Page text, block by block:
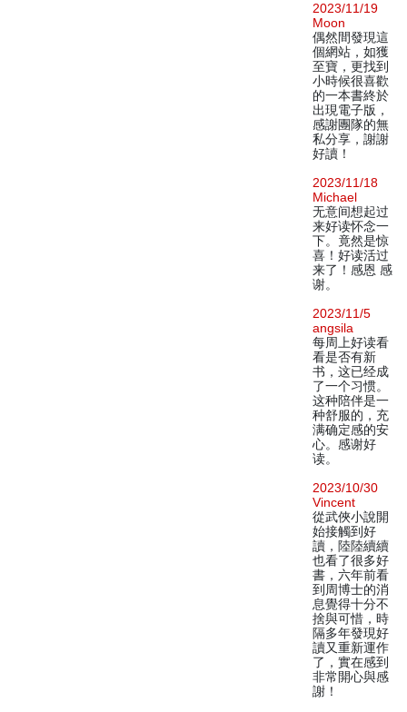
2023/11/19
Moon
偶然間發現這
個網站，如獲
至寶，更找到
小時候很喜歡
的一本書終於
出現電子版，
感謝團隊的無
私分享，謝謝
好讀！
2023/11/18
Michael
无意间想起过
来好读怀念一
下。竟然是惊
喜！好读活过
来了！感恩 感
谢。
2023/11/5
angsila
每周上好读看
看是否有新
书，这已经成
了一个习惯。
这种陪伴是一
种舒服的，充
满确定感的安
心。感谢好
读。
2023/10/30
Vincent
從武俠小說開
始接觸到好
讀，陸陸續續
也看了很多好
書，六年前看
到周博士的消
息覺得十分不
捨與可惜，時
隔多年發現好
讀又重新運作
了，實在感到
非常開心與感
謝！